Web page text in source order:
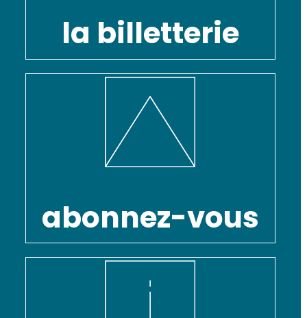
la billetterie
abonnez-vous